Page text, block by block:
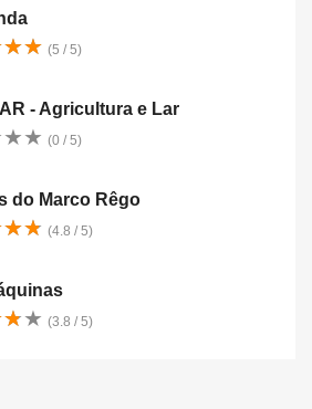
★★
★★ (5 / 5)
- Agricultura e Lar
★★
★★ (0 / 5)
do Marco Rêgo
★★
★★ (4.8 / 5)
★★
★★ (3.8 / 5)